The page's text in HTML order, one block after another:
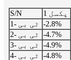
S/N پکسل 1
ٹی بی -1
-2.8%
ٹی بی -2
-4.7%
ٹی بی -3
-4.9%
ٹی بی -4
-4.8%